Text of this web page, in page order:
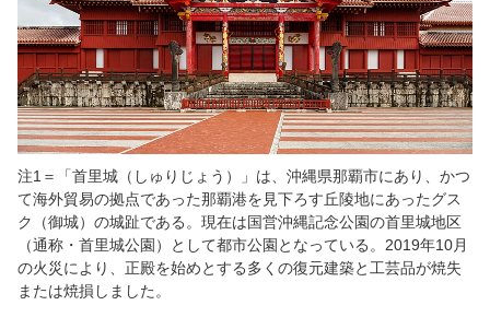
注1＝「首里城（しゅりじょう）」は、沖縄県那覇市にあり、かつ
て海外貿易の拠点であった那覇港を見下ろす丘陵地にあったグス
ク（御城）の城趾である。現在は国営沖縄記念公園の首里城地区
（通称・首里城公園）として都市公園となっている。2019年10月
の火災により、正殿を始めとする多くの復元建築と工芸品が焼失
または焼損しました。